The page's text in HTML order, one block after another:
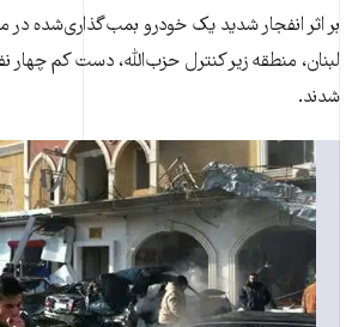
بر اثر انفجار شديد يک خودرو بمب‌گذاری‌شده
شدند.